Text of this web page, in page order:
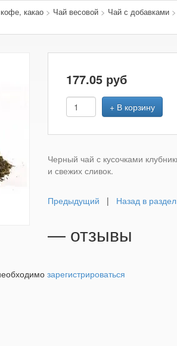
какао> Чай весовой> Чай с добавками>
177.05руб
+ В корзину
Черный чай с кусочками
и свежих сливок.
Предыдущий | Назад в раздел
— отзывы
зарегистрироваться